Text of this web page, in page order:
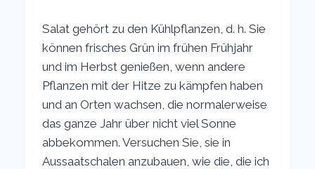
Salat gehört zu den Kühlpflanzen, d. h. Sie
können frisches Grün im frühen Frühjahr
und im Herbst genießen, wenn andere
Pflanzen mit der Hitze zu kämpfen haben
und an Orten wachsen, die normalerweise
das ganze Jahr über nicht viel Sonne
abbekommen. Versuchen Sie, sie in
Aussaatschalen anzubauen, wie die, die ich